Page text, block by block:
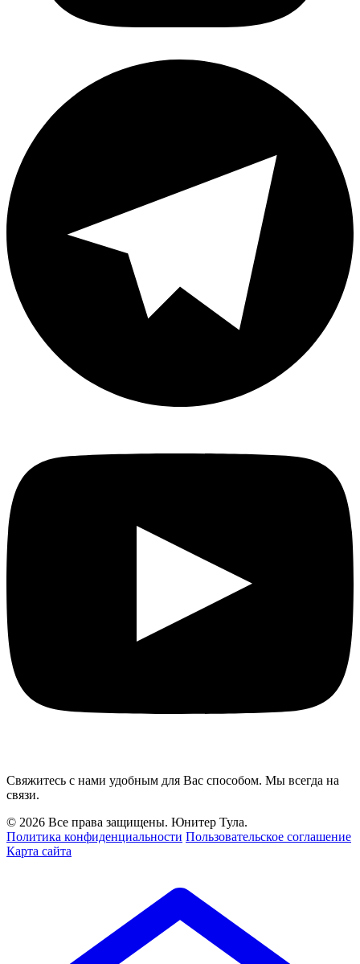
Свяжитесь с нами удобным для Вас способом. Мы всегда на
связи.
© 2026 Все права защищены. Юнитер Тула.
Политика конфиденциальности Пользовательское соглашение
Карта сайта